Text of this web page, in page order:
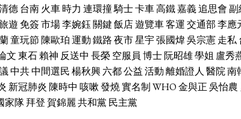
德台南火車時力 連環撞騎士卡車高鐵嘉義追思會副
遊 免簽市場李婉鈺關鍵飯店遊覽車客運交通部李應
童玩節陳歐珀運動鐵路夜市星宇張國煒吳宗憲走私
文東石賴神 反送中 長榮空服員 博士阮昭雄學姐 盧秀
中共中間選民楊秋興六都公益活動離婚證人 醫院南
新冠肺炎陳時中 咳嗽發燒實名制WHO金與正吳怡農
家隊拜登賀錦麗共和黨民主黨